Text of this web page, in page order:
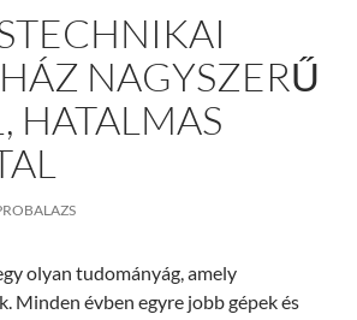
NAGYSZERŰ
HATALMAS
olyan tudományág, amely
Minden évben egyre jobb gépek és